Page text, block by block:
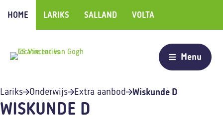
HOME LARIKS SALLAND VOLTA
Lariks Onderwijs Extra aanbod Wiskunde D
WISKUNDE D